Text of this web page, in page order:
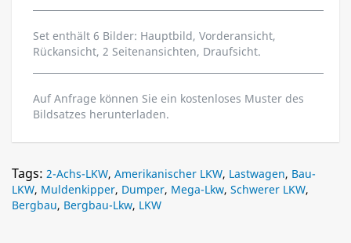
Set enthält 6 Bilder: Hauptbild, Vorderansicht,
Rückansicht, 2 Seitenansichten, Draufsicht.
Auf Anfrage können Sie ein kostenloses Muster des
Bildsatzes herunterladen.
Tags: 2-Achs-LKW, Amerikanischer LKW, Lastwagen, Bau-
LKW, Muldenkipper, Dumper, Mega-Lkw, Schwerer LKW,
Bergbau, Bergbau-Lkw, LKW